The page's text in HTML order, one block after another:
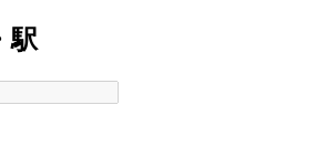
駅